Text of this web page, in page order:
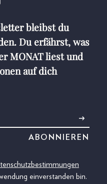
bleibst du
Du erfährst, was
MONAT liest und
auf dich
einverstanden bin.